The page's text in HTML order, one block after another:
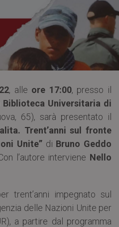
, alle ore 17:00, presso il
Universitaria di
65), sarà presentato il
Trent’anni sul fronte
Unite”di Bruno Geddo
l’autore interviene Nello
trent’anni impegnato sul
delle Nazioni Unite per
a partire dal programma